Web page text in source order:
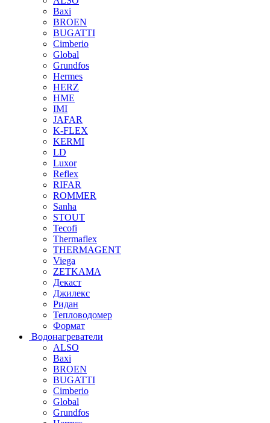
Baxi
BROEN
BUGATTI
Cimberio
Global
Grundfos
Hermes
HERZ
HME
IMI
JAFAR
K-FLEX
KERMI
LD
Luxor
Reflex
RIFAR
ROMMER
Sanha
STOUT
Tecofi
Thermaflex
THERMAGENT
Viega
ZETKAMA
Декаст
Джилекс
Ридан
Тепловодомер
Формат
Водонагреватели
ALSO
Baxi
BROEN
BUGATTI
Cimberio
Global
Grundfos